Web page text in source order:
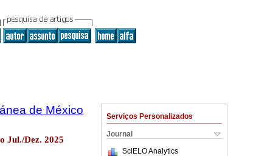
Serviços Personalizados
Journal
SciELO Analytics
de México
Jul./Dez. 2025